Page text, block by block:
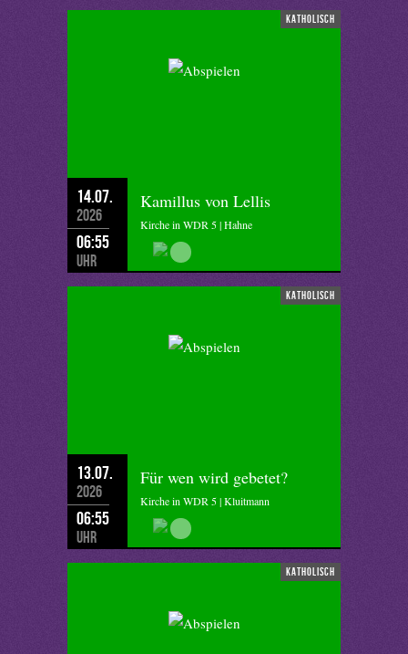
katholisch
14.07.
2026
06:55
Uhr
Kamillus von Lellis
Kirche in WDR 5 | Hahne
katholisch
13.07.
2026
06:55
Uhr
Für wen wird gebetet?
Kirche in WDR 5 | Kluitmann
katholisch